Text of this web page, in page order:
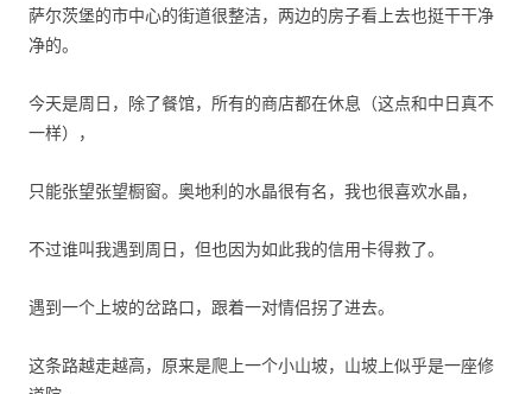
萨尔茨堡的市中心的街道很整洁，两边的房子看上去也挺干干净
净的。
今天是周日，除了餐馆，所有的商店都在休息（这点和中日真不
一样），
只能张望张望橱窗。奥地利的水晶很有名，我也很喜欢水晶，
不过谁叫我遇到周日，但也因为如此我的信用卡得救了。
遇到一个上坡的岔路口，跟着一对情侣拐了进去。
这条路越走越高，原来是爬上一个小山坡，山坡上似乎是一座修